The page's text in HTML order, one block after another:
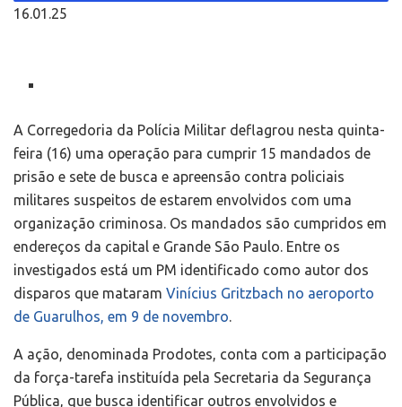
16.01.25
A Corregedoria da Polícia Militar deflagrou nesta quinta-
feira (16) uma operação para cumprir 15 mandados de
prisão e sete de busca e apreensão contra policiais
militares suspeitos de estarem envolvidos com uma
organização criminosa. Os mandados são cumpridos em
endereços da capital e Grande São Paulo. Entre os
investigados está um PM identificado como autor dos
disparos que mataram Vinícius Gritzbach no aeroporto
de Guarulhos, em 9 de novembro.
A ação, denominada Prodotes, conta com a participação
da força-tarefa instituída pela Secretaria da Segurança
Pública, que busca identificar outros envolvidos e